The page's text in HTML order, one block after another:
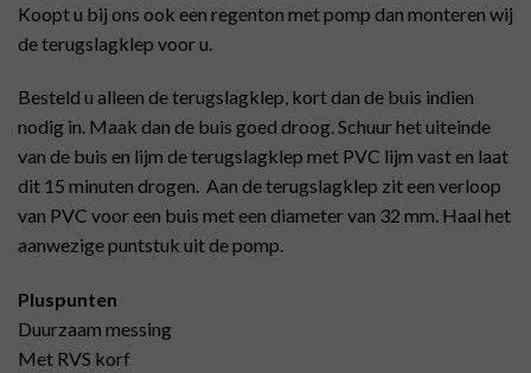
Koopt u bij ons ook een regenton met pomp dan monteren wij
de terugslagklep voor u.
Besteld u alleen de terugslagklep, kort dan de buis indien
nodig in. Maak dan de buis goed droog. Schuur het uiteinde
van de buis en lijm de terugslagklep met PVC lijm vast en laat
dit 15 minuten drogen. Aan de terugslagklep zit een verloop
van PVC voor een buis met een diameter van 32 mm. Haal het
aanwezige puntstuk uit de pomp.
Pluspunten
Duurzaam messing
Met RVS korf